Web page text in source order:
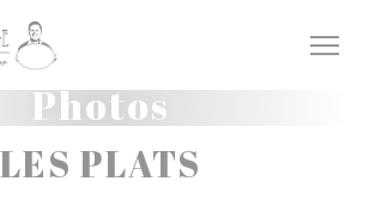
choix en matière de cookies
Photos
LES PLATS